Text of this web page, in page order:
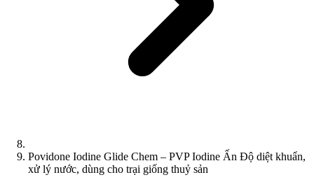
Povidone Iodine Glide Chem – PVP Iodine Ấn Độ diệt khuẩn,
xử lý nước, dùng cho trại giống thuỷ sản